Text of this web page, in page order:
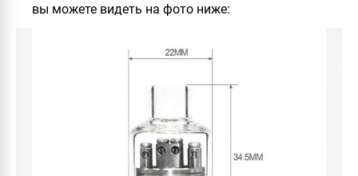
вы можете видеть на фото ниже: